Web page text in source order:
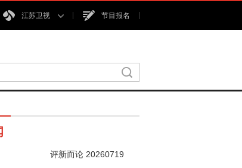
江苏卫视 节目报名
评新而论 20260719